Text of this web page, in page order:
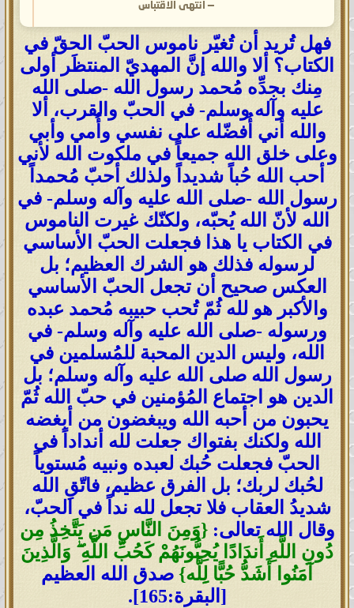
— انتهى الاقتباس
فهل تُريد أن تُغيّر ناموس الحبّ الحقّ في
الكتاب؟ ألا والله إنَّ المهديّ المنتظَر أولى
مِنك بجدِّه مُحمد رسول الله -صلى الله
عليه وآله وسلم- في الحبّ والقرب، ألا
والله أني أُفضّله على نفسي وأُمي وأبي
وعلى خلق الله جميعاً في ملكوت الله لأني
أحب الله حُباً شديداً ولذلك أحبّ مُحمداً
رسول الله -صلى الله عليه وآله وسلم- في
الله لأنّ الله يُحبّه، ولكنّك غيرت الناموس
في الكتاب يا هذا فجعلت الحبّ الأساسي
لرسوله فذلك هو الشرك العظيم؛ بل
العكس صحيح أن تجعل الحبّ الأساسي
والأكبر هو لله ثُمّ تُحب حبيبه مُحمد عبده
ورسوله -صلى الله عليه وآله وسلم- في
الله، وليس الدين المحبة للمُسلمين في
رسول الله صلى الله عليه وآله وسلم؛ بل
الدين هو اجتماع المُؤمنين في حبّ الله ثُمّ
يحبون من أحبه الله ويبغضون من أبغضه
الله ولكنك بفتواك جعلت لله أنداداً في
الحبّ فجعلت حُبك لعبده ونبيه مُستوياً
لحُبك لربك؛ بل الفرق عظيم، فاتّقِ الله
شديدُ العقاب فلا تجعل لله نداً في الحبّ،
وقال الله تعالى: {وَمِنَ النَّاسِ مَن يَتَّخِذُ مِن
دُونِ اللَّهِ أَندَادًا يُحِبُّونَهُمْ كَحُبِّ اللَّهِ ۖ وَالَّذِينَ
آمَنُوا أَشَدُّ حُبًّا لِِلَّه} صدق الله العظيم
[البقرة:165].